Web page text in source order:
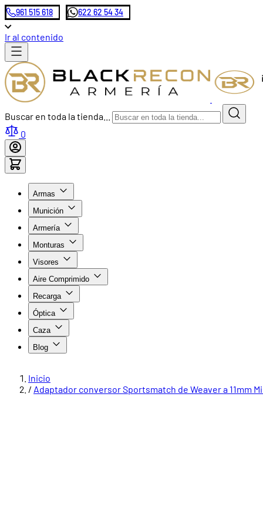
961 515 618 622 62 54 34
Ir al contenido
Buscar en toda la tienda...
0
Armas
Munición
Armería
Monturas
Visores
Aire Comprimido
Recarga
Óptica
Caza
Blog
Inicio
/ Adaptador conversor Sportsmatch de Weaver a 11mm